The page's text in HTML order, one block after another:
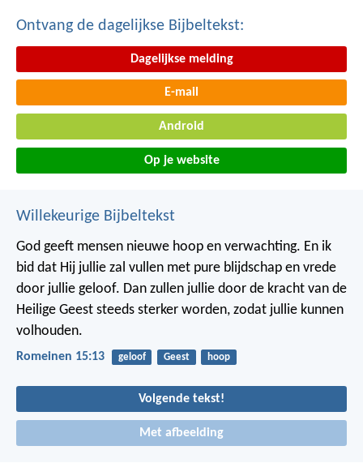
Ontvang de dagelijkse Bijbeltekst:
Dagelijkse melding
E-mail
Android
Op je website
Willekeurige Bijbeltekst
God geeft mensen nieuwe hoop en verwachting. En ik
bid dat Hij jullie zal vullen met pure blijdschap en vrede
door jullie geloof. Dan zullen jullie door de kracht van de
Heilige Geest steeds sterker worden, zodat jullie kunnen
volhouden.
Romeinen 15:13 geloof Geest hoop
Volgende tekst!
Met afbeelding